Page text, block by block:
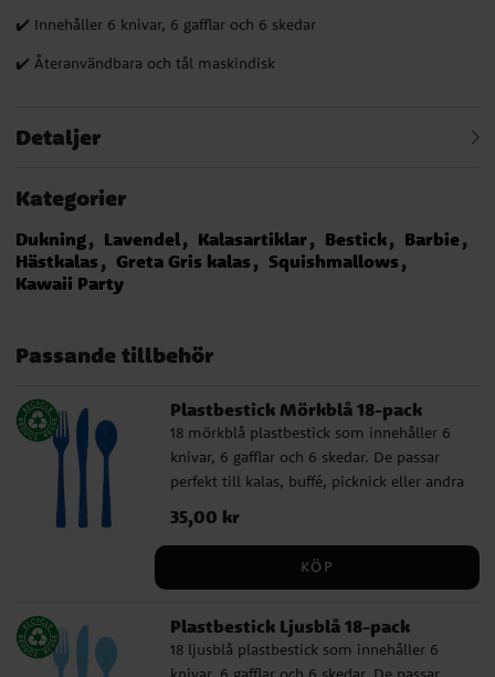
✔️ Innehåller 6 knivar, 6 gafflar och 6 skedar
✔️ Återanvändbara och tål maskindisk
Detaljer
Kategorier
Dukning Lavendel Kalasartiklar Bestick
Barbie
Hästkalas
Greta Gris kalas
Squishmallows
Kawaii Party
Passande tillbehör
Plastbestick Mörkblå 18-pack
18 mörkblå plastbestick som innehåller 6
knivar, 6 gafflar och 6 skedar. De passar
perfekt till kalas, buffé, picknick eller andra
tillfällen där du vill duka enkelt, praktiskt
och färgglatt. ✔️ Innehåller 6 knivar, 6
gafflar och 6 skedar ✔️ Återanvändbara och
Pris:35,00 kr
35,00 kr
KÖP
Plastbestick Ljusblå 18-pack
18 ljusblå plastbestick som innehåller 6